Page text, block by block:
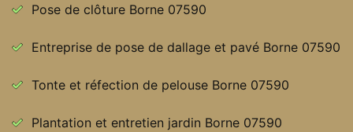
Pose de clôture Borne 07590
Entreprise de pose de dallage et pavé Borne 07590
Tonte et réfection de pelouse Borne 07590
Plantation et entretien jardin Borne 07590